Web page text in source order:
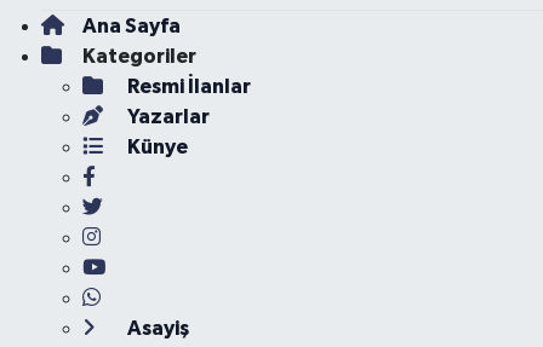
Ana Sayfa
Kategoriler
Resmi İlanlar
Yazarlar
Künye
Asayiş